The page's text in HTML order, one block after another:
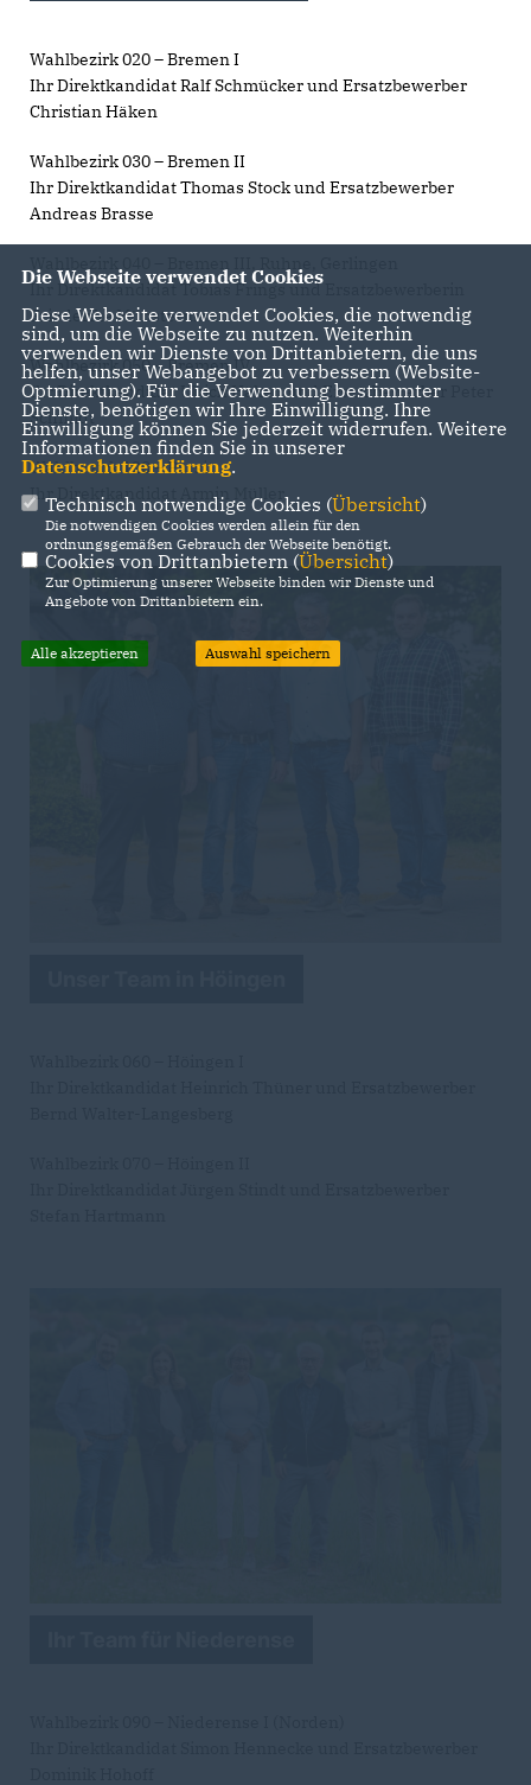
Wahlbezirk 020 – Bremen I
Ihr Direktkandidat Ralf Schmücker und Ersatzbewerber
Christian Häken
Wahlbezirk 030 – Bremen II
Ihr Direktkandidat Thomas Stock und Ersatzbewerber
Andreas Brasse
Ihr Direktkandidat Tobias Frings und Ersatzbewerberin
Friederike Münstermann
Wahlbezirk 050 – Bremen IV
Ihr Direktkandidat Ulrich Häken und Ersatzbewerber Peter
Schmidt
Wahlbezirk 120 – Parsit
Ihr Direktkandidat Armin Müller
Die Webseite verwendet Cookies
Diese Webseite verwendet Cookies, die notwendig
sind, um die Webseite zu nutzen. Weiterhin
verwenden wir Dienste von Drittanbietern, die uns
helfen, unser Webangebot zu verbessern (Website-
Optmierung). Für die Verwendung bestimmter
Dienste, benötigen wir Ihre Einwilligung. Ihre
Einwilligung können Sie jederzeit widerrufen. Weitere
Informationen finden Sie in unserer
Datenschutzerklärung.
Technisch notwendige Cookies (Übersicht)
Die notwendigen Cookies werden allein für den
ordnungsgemäßen Gebrauch der Webseite benötigt.
Cookies von Drittanbietern (Übersicht)
Zur Optimierung unserer Webseite binden wir Dienste und
Angebote von Drittanbietern ein.
Alle akzeptieren Auswahl speichern